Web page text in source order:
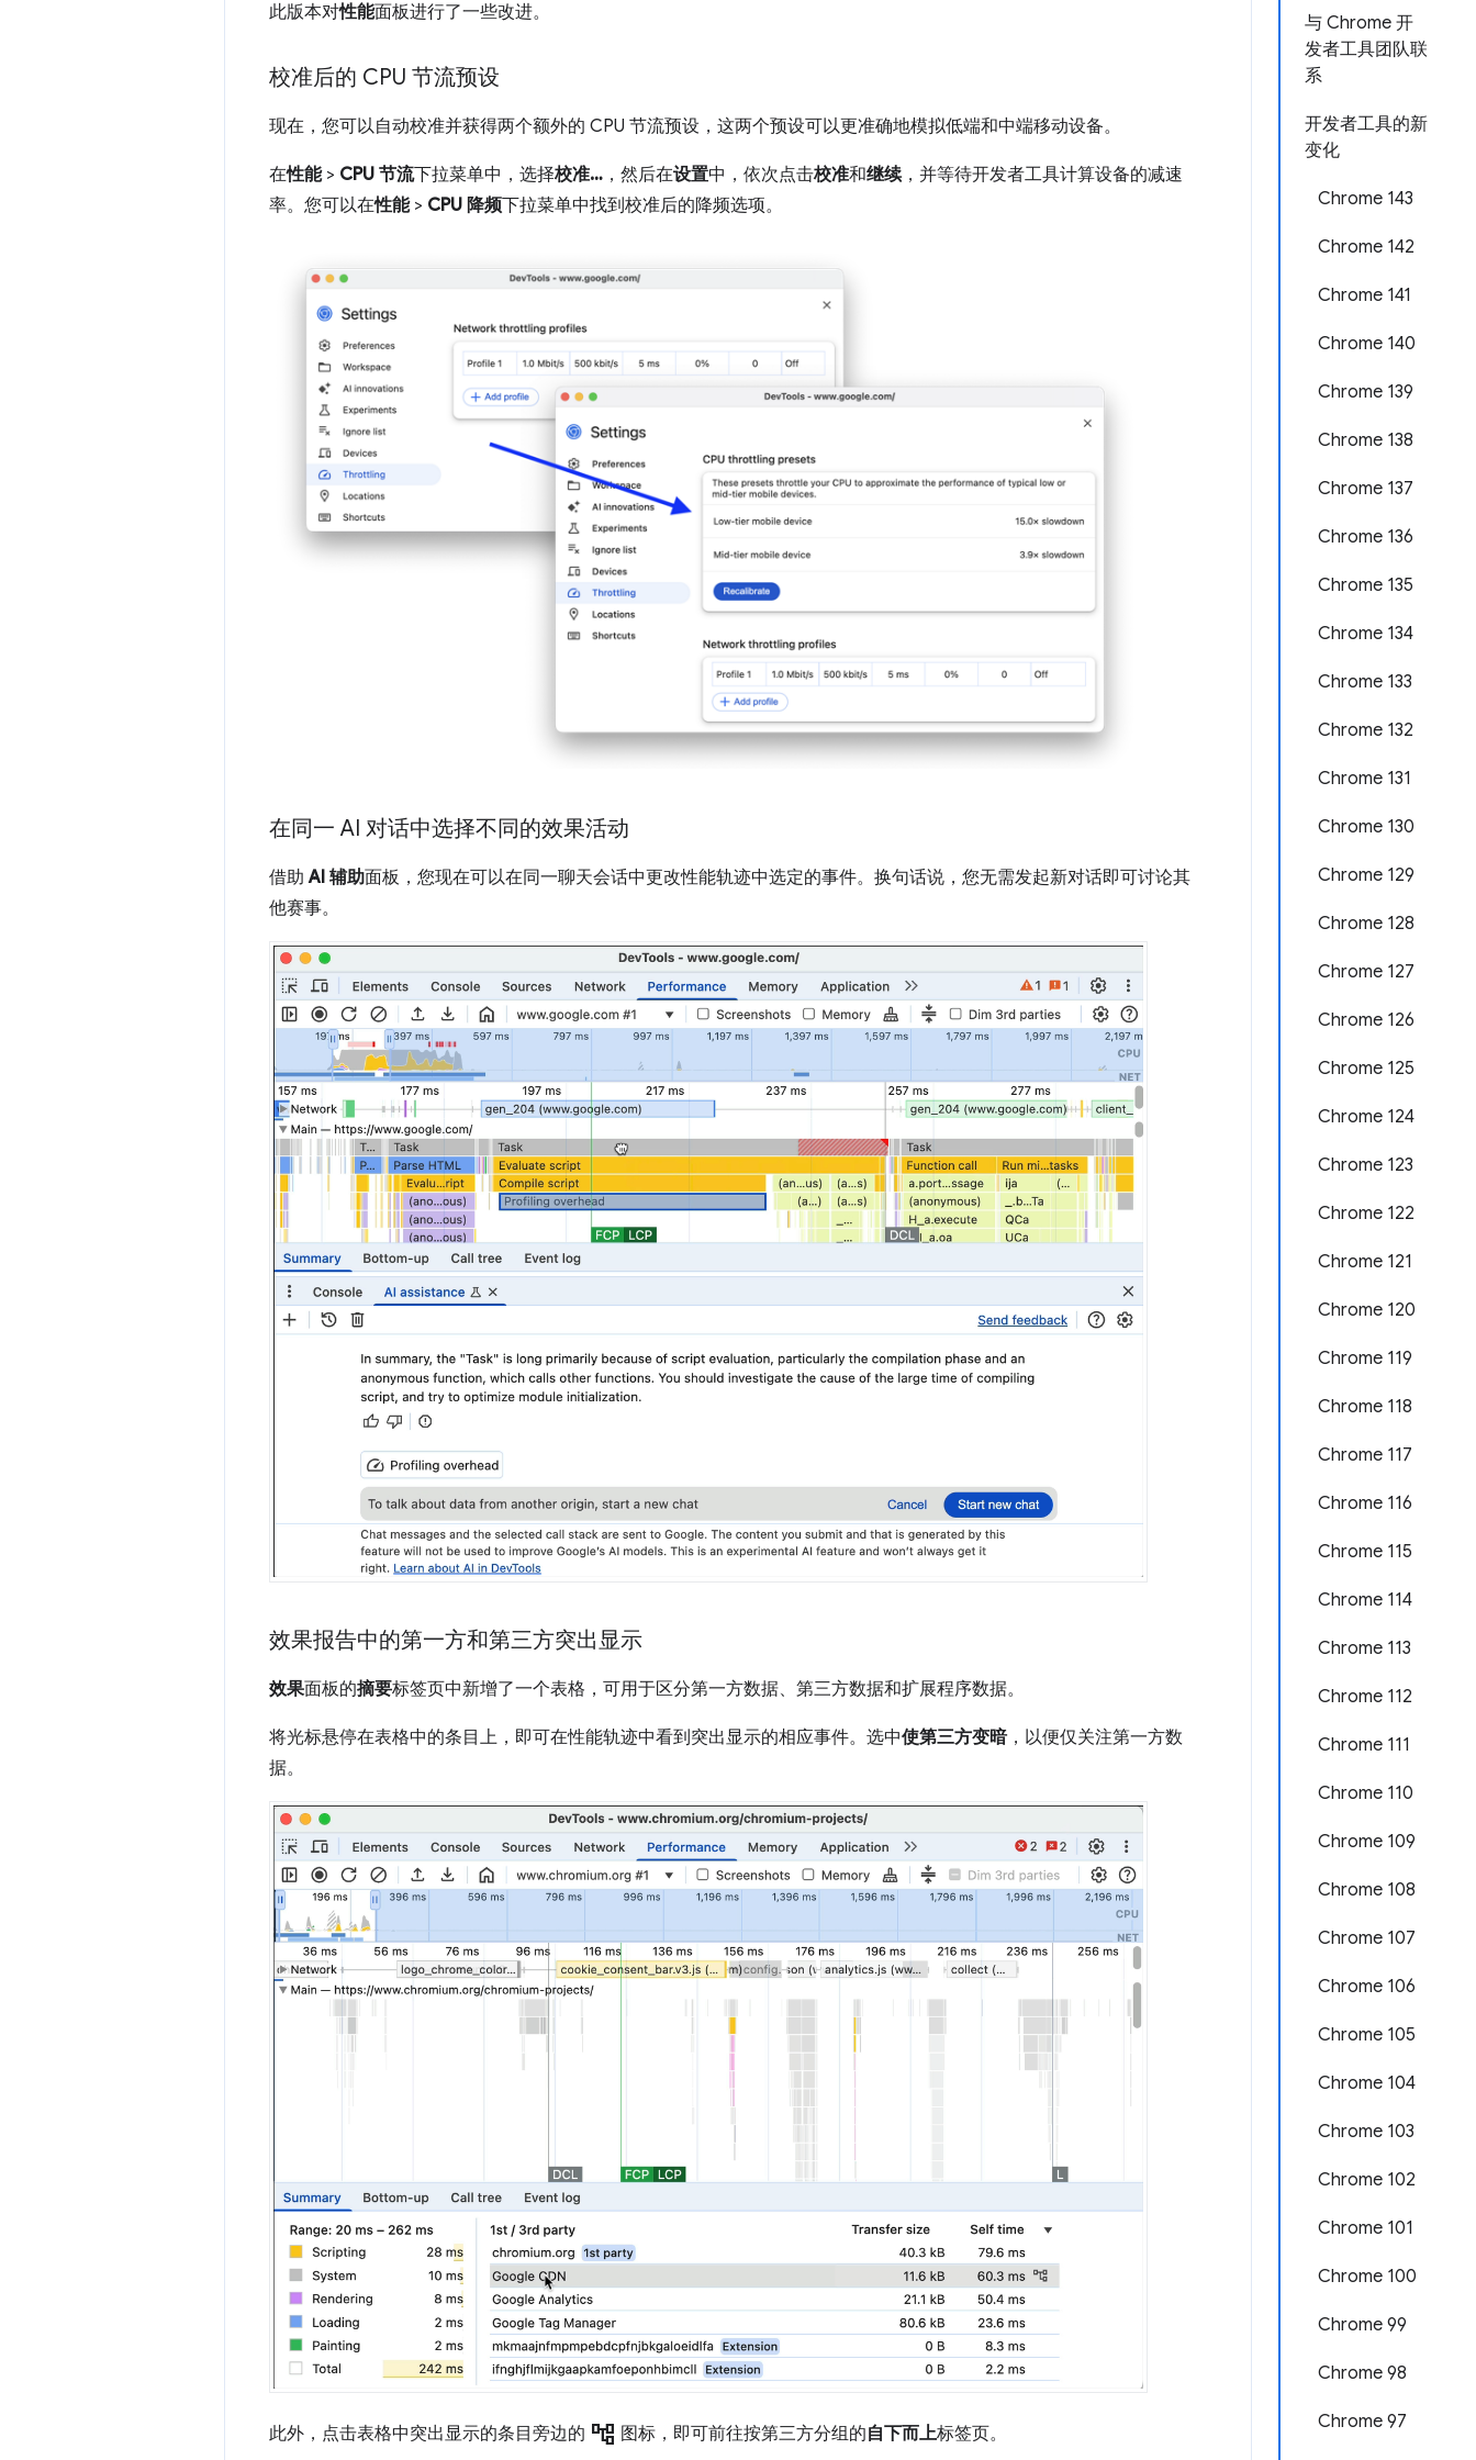
与 Chrome 开
发者工具团队联
系
开发者工具的新
变化
Chrome 143
Chrome 142
Chrome 141
Chrome 140
Chrome 139
Chrome 138
Chrome 137
Chrome 136
Chrome 135
Chrome 134
Chrome 133
Chrome 132
Chrome 131
Chrome 130
Chrome 129
Chrome 128
Chrome 127
Chrome 126
Chrome 125
Chrome 124
Chrome 123
Chrome 122
Chrome 121
Chrome 120
Chrome 119
Chrome 118
Chrome 117
Chrome 116
Chrome 115
Chrome 114
Chrome 113
Chrome 112
Chrome 111
Chrome 110
Chrome 109
Chrome 108
Chrome 107
Chrome 106
Chrome 105
Chrome 104
Chrome 103
Chrome 102
Chrome 101
Chrome 100
Chrome 99
Chrome 98
Chrome 97
此版本对性能面板进行了一些改进。
校准后的 CPU 节流预设
现在，您可以自动校准并获得两个额外的 CPU 节流预设，这两个预设可以更准确地模拟低端和中端移动设备。
在性能> CPU 节流下拉菜单中，选择校准… ，然后在设置中，依次点击校准和继续，并等待开发者工具计算设备的减速
率。您可以在性能> CPU 降频下拉菜单中找到校准后的降频选项。
在同一 AI 对话中选择不同的效果活动
借助AI 辅助面板，您现在可以在同一聊天会话中更改性能轨迹中选定的事件。换句话说，您无需发起新对话即可讨论其
他赛事。
效果报告中的第一方和第三方突出显示
效果面板的摘要标签页中新增了一个表格，可用于区分第一方数据、第三方数据和扩展程序数据。
将光标悬停在表格中的条目上，即可在性能轨迹中看到突出显示的相应事件。选中使第三方变暗，以便仅关注第一方数
据。
此外，点击表格中突出显示的条目旁边的 account_tree 图标，即可前往按第三方分组的自下而上标签页。